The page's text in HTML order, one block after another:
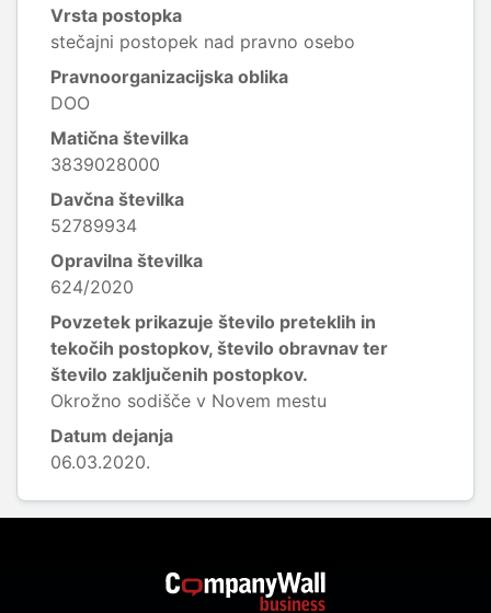
Vrsta postopka
stečajni postopek nad pravno osebo
Pravnoorganizacijska oblika
DOO
Matična številka
3839028000
Davčna številka
52789934
Opravilna številka
624/2020
Povzetek prikazuje število preteklih in
tekočih postopkov, število obravnav ter
število zaključenih postopkov.
Okrožno sodišče v Novem mestu
Datum dejanja
06.03.2020.